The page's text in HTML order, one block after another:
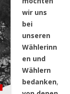
wir uns
bei
unseren
Wählerinn
en und
Wählern
bedanken,